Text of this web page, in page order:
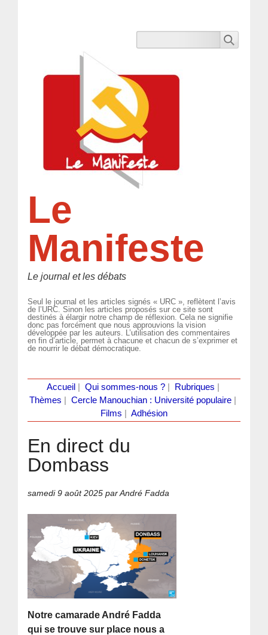
Le
Manifeste
Le journal et les débats
Seul le journal et les articles signés « URC », reflètent l’avis
de l’URC. Sinon les articles proposés sur ce site sont
destinés à élargir notre champ de réflexion. Cela ne signifie
donc pas forcément que nous approuvions la vision
développée par les auteurs. L’utilisation des commentaires
en fin d’article, permet à chacune et chacun de s’exprimer et
de nourrir le débat démocratique.
Accueil Qui sommes-nous ?| Rubriques
Thèmes
Cercle Manouchian : Université populaire
Films
Adhésion
En direct du
Dombass
samedi 9 août 2025 par André Fadda
Notre camarade André Fadda
qui se trouve sur place nous a